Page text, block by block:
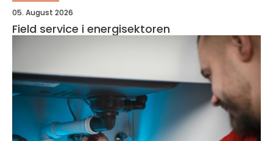
05. August 2026
Field service i energisektoren